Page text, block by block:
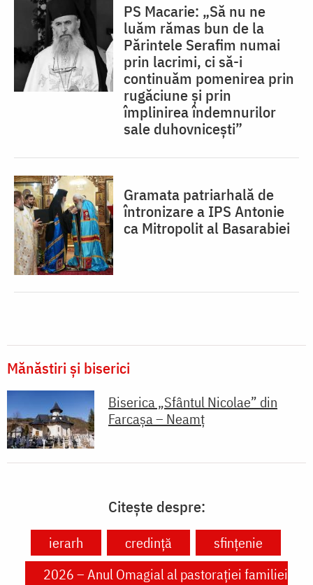
PS Macarie: „Să nu ne
luăm rămas bun de la
Părintele Serafim numai
prin lacrimi, ci să-i
continuăm pomenirea prin
rugăciune și prin
împlinirea îndemnurilor
sale duhovnicești”
Gramata patriarhală de
întronizare a IPS Antonie
ca Mitropolit al Basarabiei
Mănăstiri și biserici
Biserica „Sfântul Nicolae” din
Farcașa – Neamț
Citește despre:
ierarh credință
sfințenie
2026 – Anul Omagial al pastorației familiei